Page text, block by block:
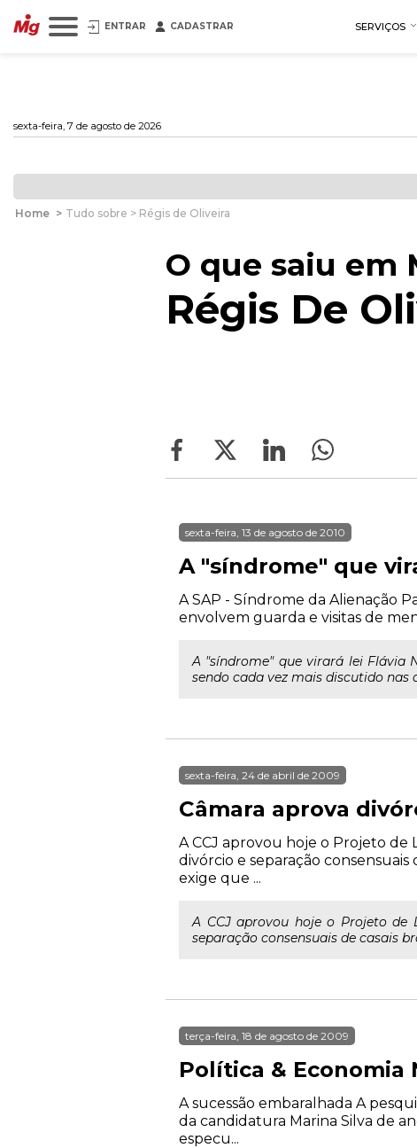
ENTRAR CADASTRAR SERVIÇOS
sexta-feira, 7 de agosto de 2026
Home > Tudo sobre > Régis de Oliveira
O que saiu em
Régis De
sexta-feira, 13 de agosto de 2010
A "síndrome" que
A SAP - Síndrome da Alienação
envolvem guarda e visitas de
A "síndrome" que virará lei Flávia
sendo cada vez mais discutido nas
sexta-feira, 24 de abril de 2009
Câmara aprova
A CCJ aprovou hoje o Projeto de
divórcio e separação
exige que ...
A CCJ aprovou hoje o Projeto de
separação consensuais de casais
terça-feira, 18 de agosto de 2009
Política & Economia
A sucessão embaralhada A
da candidatura Marina Silva de
especu...